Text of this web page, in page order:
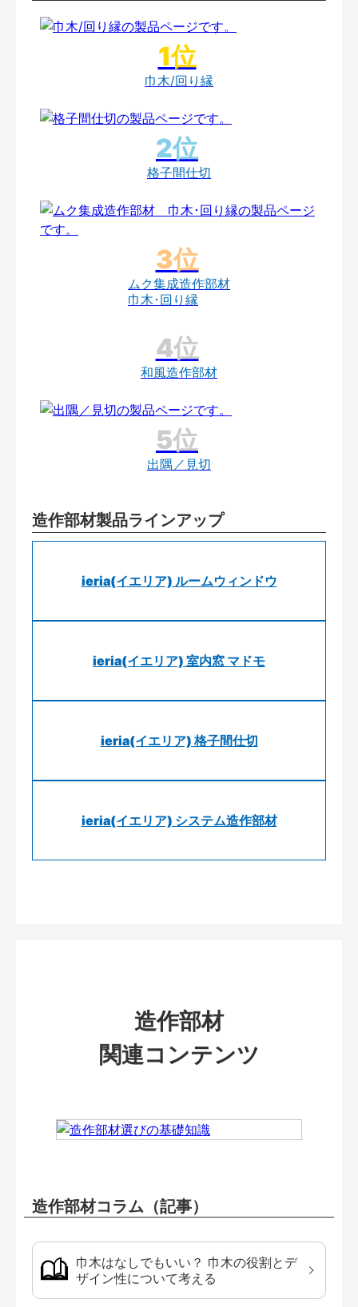
巾木/回り縁
格子間仕切
ムク集成造作部材
巾木･回り縁
和風造作部材
出隅／見切
造作部材製品ラインアップ
ieria(イエリア) ルームウィンドウ
ieria(イエリア) 室内窓 マドモ
ieria(イエリア) 格子間仕切
ieria(イエリア) システム造作部材
造作部材
関連コンテンツ
造作部材コラム（記事）
巾木はなしでもいい？ 巾木の役割とデ
ザイン性について考える